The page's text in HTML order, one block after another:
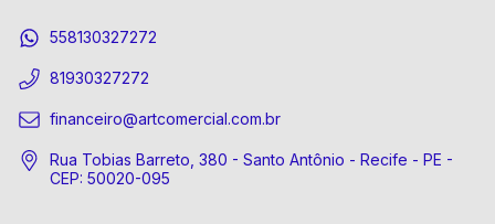
558130327272
81930327272
financeiro@artcomercial.com.br
Rua Tobias Barreto, 380 - Santo Antônio - Recife - PE -
CEP: 50020-095